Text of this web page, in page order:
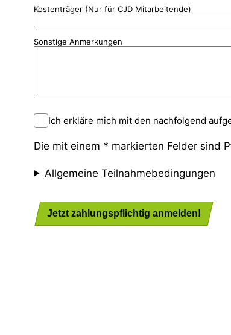
Kostenträger (Nur für CJD Mitarbeitende)
Sonstige Anmerkungen
Ich erkläre mich mit den nachfolgend
Die mit einem * markierten Felder sind
Allgemeine Teilnahmebedingungen
Jetzt zahlungspflichtig anmelden!